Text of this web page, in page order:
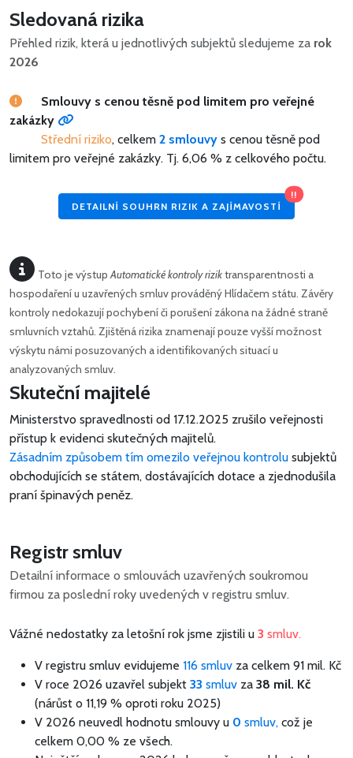
Sledovaná rizika
Přehled rizik, která u jednotlivých subjektů sledujeme za rok
2026
Smlouvy s cenou těsně pod limitem pro veřejné
zakázky
Střední riziko, celkem 2 smlouvy s cenou těsně pod
limitem pro veřejné zakázky. Tj. 6,06 % z celkového počtu.
DETAILNÍ SOUHRN RIZIK A ZAJÍMAVOSTÍ
!!
Toto je výstupAutomatické kontroly riziktransparentnosti a
hospodaření u uzavřených smluv prováděný Hlídačem státu. Závěry
kontroly nedokazují pochybení či porušení zákona na žádné straně
smluvních vztahů. Zjištěná rizika znamenají pouze vyšší možnost
výskytu námi posuzovaných a identifikovaných situací u
analyzovaných smluv.
Skuteční majitelé
Ministerstvo spravedlnosti od 17.12.2025 zrušilo veřejnosti
přístup k evidenci skutečných majitelů.
Zásadním způsobem tím omezilo veřejnou kontrolu subjektů
obchodujících se státem, dostávajících dotace a zjednodušila
praní špinavých peněz.
Registr smluv
Detailní informace o smlouvách uzavřených soukromou
firmou za poslední roky uvedených v registru smluv.
Vážné nedostatky za letošní rok jsme zjistili u 3 smluv.
V registru smluv evidujeme 116 smluv za celkem 91 mil. Kč
V roce 2026 uzavřel subjekt 33 smluv za 38 mil. Kč
(nárůst o 11,19 % oproti roku 2025)
V 2026 neuvedl hodnotu smlouvy u 0 smluv, což je
celkem 0,00 % ze všech.